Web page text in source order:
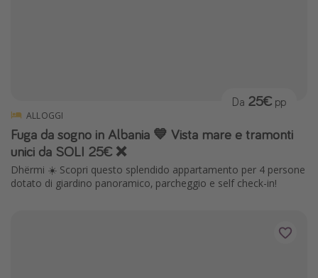
ALLOGGI
Fuga da sogno in Albania 💙 Vista mare e tramonti
unici da SOLI 25€ ❌
Dhërmi ☀️ Scopri questo splendido appartamento per 4 persone
dotato di giardino panoramico, parcheggio e self check-in!
Da 25€ pp